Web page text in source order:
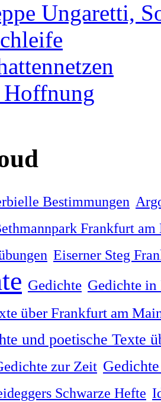
Ungaretti,
Hoffnung
Bestimmungen
Frankfurt am
Eiserner Steg
Gedichte Gedichte in
über Frankfurt am
und poetische Texte
zur Zeit
Schwarze Hefte